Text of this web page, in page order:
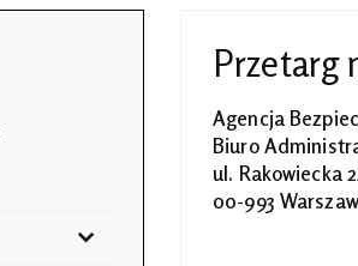
Przetarg
Agencja
Biuro
ul. Rakowiecka
00-993